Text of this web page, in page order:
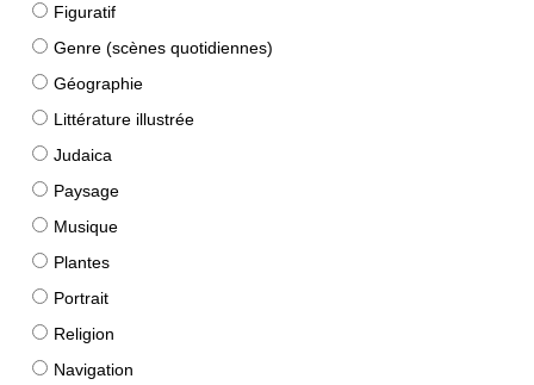
Figuratif
Genre (scènes quotidiennes)
Géographie
Littérature illustrée
Judaica
Paysage
Musique
Plantes
Portrait
Religion
Navigation